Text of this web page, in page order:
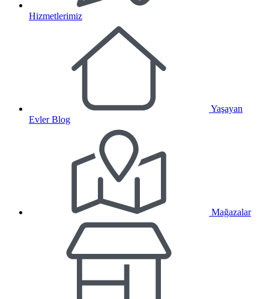
Hizmetlerimiz
Yaşayan
Evler Blog
Mağazalar